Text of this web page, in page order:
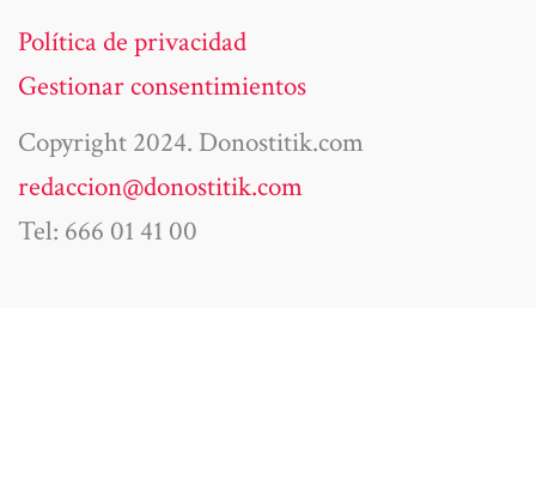
Política de privacidad
Gestionar consentimientos
Copyright 2024. Donostitik.com
redaccion@donostitik.com
Tel: 666 01 41 00